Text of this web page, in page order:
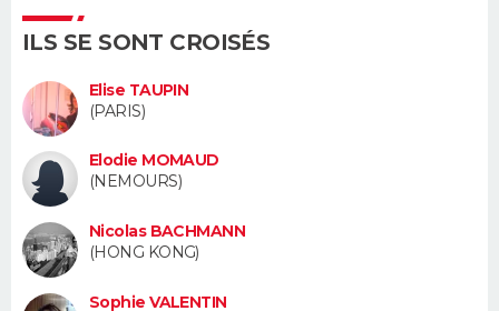
COPAINS D'AVANT
S'inscrire
Se connecter
Lycées
Collèges
Primaires
Universités
Entreprises
Service militaire
Avis de recherche
AVIS DE DÉCÈS
Bricolage
Lifestyle
Culture
Sport
Auto
Television
Voyage
Cinema
ILS SE SONT CROISÉS
Elise TAUPIN
(PARIS)
Elodie MOMAUD
(NEMOURS)
Nicolas BACHMANN
(HONG KONG)
Sophie VALENTIN